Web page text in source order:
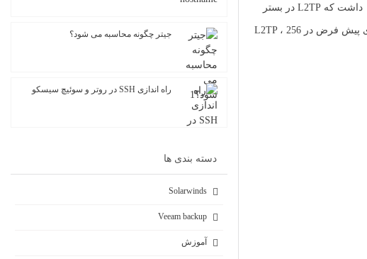
یک پروتکل قبل از L2TP می باشد و به همین منظور از نظر امنیت ضعف هایی دارد. باید درنظر داشت که L2TP در بستر
پروتکل UDP و پورت 1701 کار می نماید. بنابراین چنانچه از یک فایروال در شبکه بهره می بریم باید پورت مورد نظر حتما باز باشد. رمزنگاری پیش فرض در L2TP ، 256 جیتر چگونه محاسبه می شود؟
راه اندازی SSH در روتر و سوئیچ سیسکو
دسته بندی ها
Solarwinds
Veeam backup
آموزش